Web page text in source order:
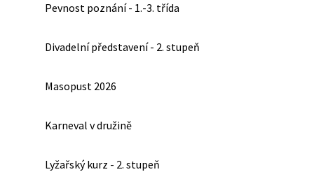
Pevnost poznání - 1.-3. třída
Divadelní představení - 2. stupeň
Masopust 2026
Karneval v družině
Lyžařský kurz - 2. stupeň